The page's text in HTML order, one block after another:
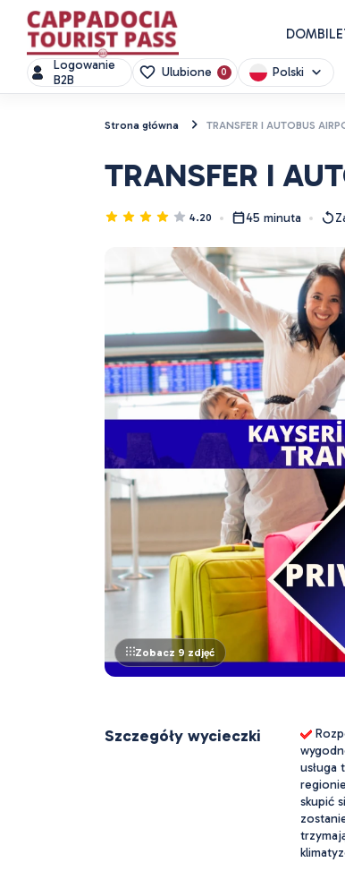
DOM
Logowanie
B2B
Ulubione 0 Polski
Strona główna TRANSFER I AUTOBUS
TRANSFER I
4.20 45 minuta
Zobacz 9 zdjęć
Szczegóły wycieczki
usługa
skupić